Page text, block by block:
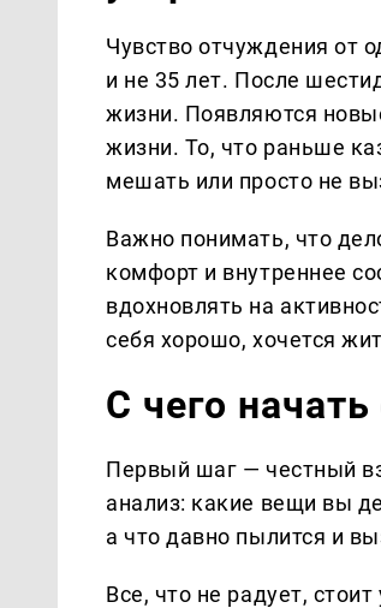
Чувство отчуждения от
и не 35 лет. После
жизни. Появляются
жизни. То, что раньше
мешать или просто не
Важно понимать, что
комфорт и внутреннее
вдохновлять на
себя хорошо, хочется
С чего
Первый шаг — честный
анализ: какие вещи вы
а что давно пылится и
Все, что не радует,